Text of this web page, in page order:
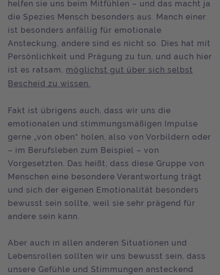
helfen sie uns beim Mitfühlen – und das macht ja
die Spezies Mensch besonders aus. Manch einer
ist besonders anfällig für emotionale
Ansteckung, andere sind es nicht so. Dies hat mit
Persönlichkeit und Prägung zu tun, und auch hier
ist es ratsam, möglichst gut über sich selbst
Bescheid zu wissen.
Fakt ist übrigens auch, dass wir uns die
emotionalen und stimmungsmäßigen Impulse
gerne „von oben“ holen, also von Vorbildern oder
– im Berufsleben zum Beispiel – von
Vorgesetzten. Das heißt, dass diese Gruppe von
Menschen eine besondere Verantwortung trägt
und sich der eigenen Emotionalität besonders
bewusst sein sollte, weil sie sehr prägend für
andere sein kann.
Aber auch in allen anderen Situationen und
Lebensrollen sollten wir uns bewusst sein, dass
unsere Gefühle und Stimmungen ansteckend